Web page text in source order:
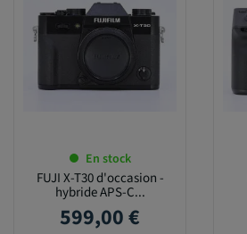
En stock
FUJI X-T30 d'occasion -
hybride APS-C...
Prix
599,00 €